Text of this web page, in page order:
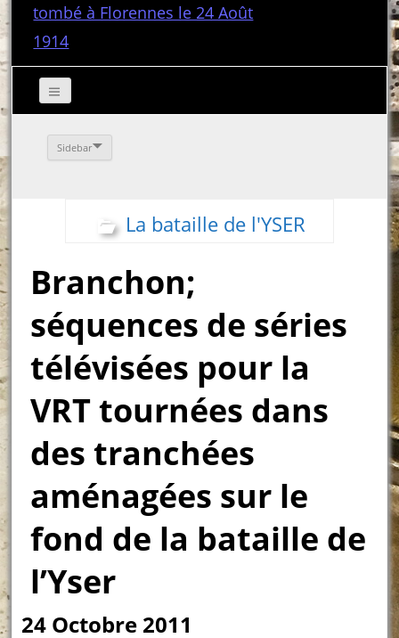
tombé à Florennes le 24 Août
1914
Sidebar
La bataille de l'YSER
Branchon;
séquences de séries
télévisées pour la
VRT tournées dans
des tranchées
aménagées sur le
fond de la bataille de
l’Yser
24 Octobre 2011